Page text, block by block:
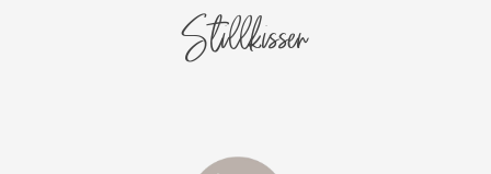
Stillkissen